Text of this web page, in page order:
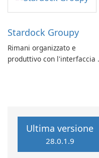
Stardock Groupy
Rimani organizzato e
produttivo con l'interfaccia
Ultima versione
28.0.1.9